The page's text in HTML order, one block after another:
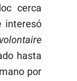
cerca
interesó
hasta
por